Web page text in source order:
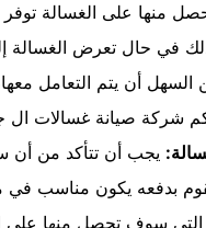
منها على الغسالة
في حال تعرض الغسالة
أن يتم التعامل
شركة صيانة غسالات ال
يجب أن تتأكد من أن
بدفعه يكون مناسب في
التي سوف تحصل منها على